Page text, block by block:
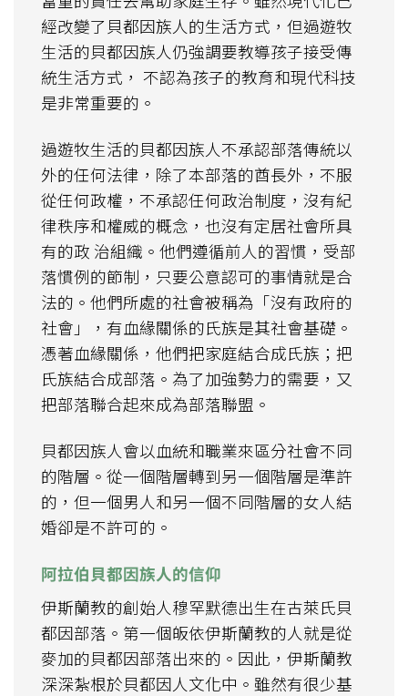
經改變了貝都因族人的生活方式，但過遊牧
生活的貝都因族人仍強調要教導孩子接受傳
統生活方式， 不認為孩子的教育和現代科技
是非常重要的。
過遊牧生活的貝都因族人不承認部落傳統以
外的任何法律，除了本部落的酋長外，不服
從任何政權，不承認任何政治制度，沒有紀
律秩序和權威的概念，也沒有定居社會所具
有的政 治組織。他們遵循前人的習慣，受部
落慣例的節制，只要公意認可的事情就是合
法的。他們所處的社會被稱為「沒有政府的
社會」，有血緣關係的氏族是其社會基礎。
憑著血緣關係，他們把家庭結合成氏族；把
氏族結合成部落。為了加強勢力的需要，又
把部落聯合起來成為部落聯盟。
貝都因族人會以血統和職業來區分社會不同
的階層。從一個階層轉到另一個階層是準許
的，但一個男人和另一個不同階層的女人結
婚卻是不許可的。
阿拉伯貝都因族人的信仰
伊斯蘭教的創始人穆罕默德出生在古萊氏貝
都因部落。第一個皈依伊斯蘭教的人就是從
麥加的貝都因部落出來的。因此，伊斯蘭教
深深紮根於貝都因人文化中。雖然有很少基